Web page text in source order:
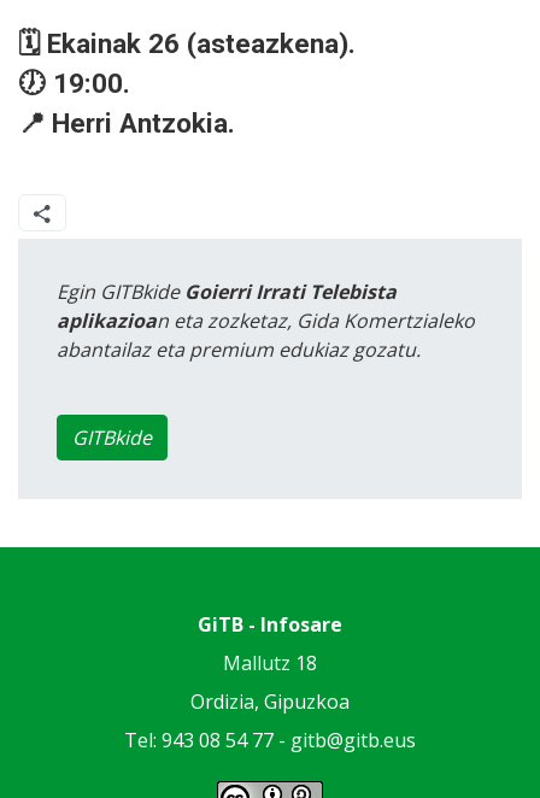
🗓️ Ekainak 26 (asteazkena).
🕖 19:00.
📍 Herri Antzokia.
Egin GITBkide Goierri Irrati Telebista
aplikazioan eta zozketaz, Gida Komertzialeko
abantailaz eta premium edukiaz gozatu.
GITBkide
GiTB - Infosare
Mallutz 18
Ordizia, Gipuzkoa
Tel: 943 08 54 77 - gitb@gitb.eus